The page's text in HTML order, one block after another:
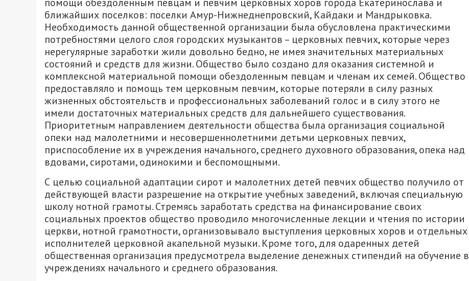
ближайших поселков: поселки Амур-Нижнеднепровский, Кайдаки и Мандрыковка.
Необходимость данной общественной организации была обусловлена ​​практическими
потребностями целого слоя городских музыкантов – церковных певчих, которые через
нерегулярные заработки жили довольно бедно, не имея значительных материальных
состояний и средств для жизни. Общество было создано для оказания системной и
комплексной материальной помощи обездоленным певцам и членам их семей. Общество
предоставляло и помощь тем церковным певчим, которые потеряли в силу разных
жизненных обстоятельств и профессиональных заболеваний голос и в силу этого не
имели достаточных материальных средств для дальнейшего существования.
Приоритетным направлением деятельности общества была организация социальной
опеки над малолетними и несовершеннолетними детьми церковных певчих,
приспособление их в учреждения начального, среднего духовного образования, опека над
вдовами, сиротами, одинокими и беспомощными.
С целью социальной адаптации сирот и малолетних детей певчих общество получило от
действующей власти разрешение на открытие учебных заведений, включая специальную
школу нотной грамоты. Стремясь заработать средства на финансирование своих
социальных проектов общество проводило многочисленные лекции и чтения по истории
церкви, нотной грамотности, организовывало выступления церковных хоров и отдельных
исполнителей церковной акапельной музыки. Кроме того, для одаренных детей
общественная организация предусмотрела выделение денежных стипендий на обучение в
учреждениях начального и среднего образования.